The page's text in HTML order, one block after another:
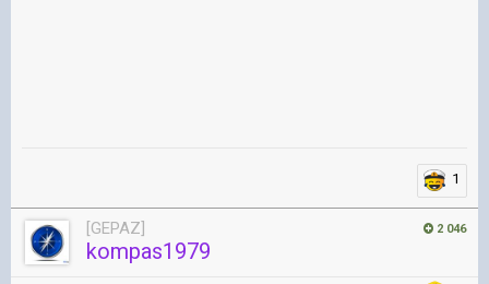
1
2 046
[GEPAZ]
kompas1979